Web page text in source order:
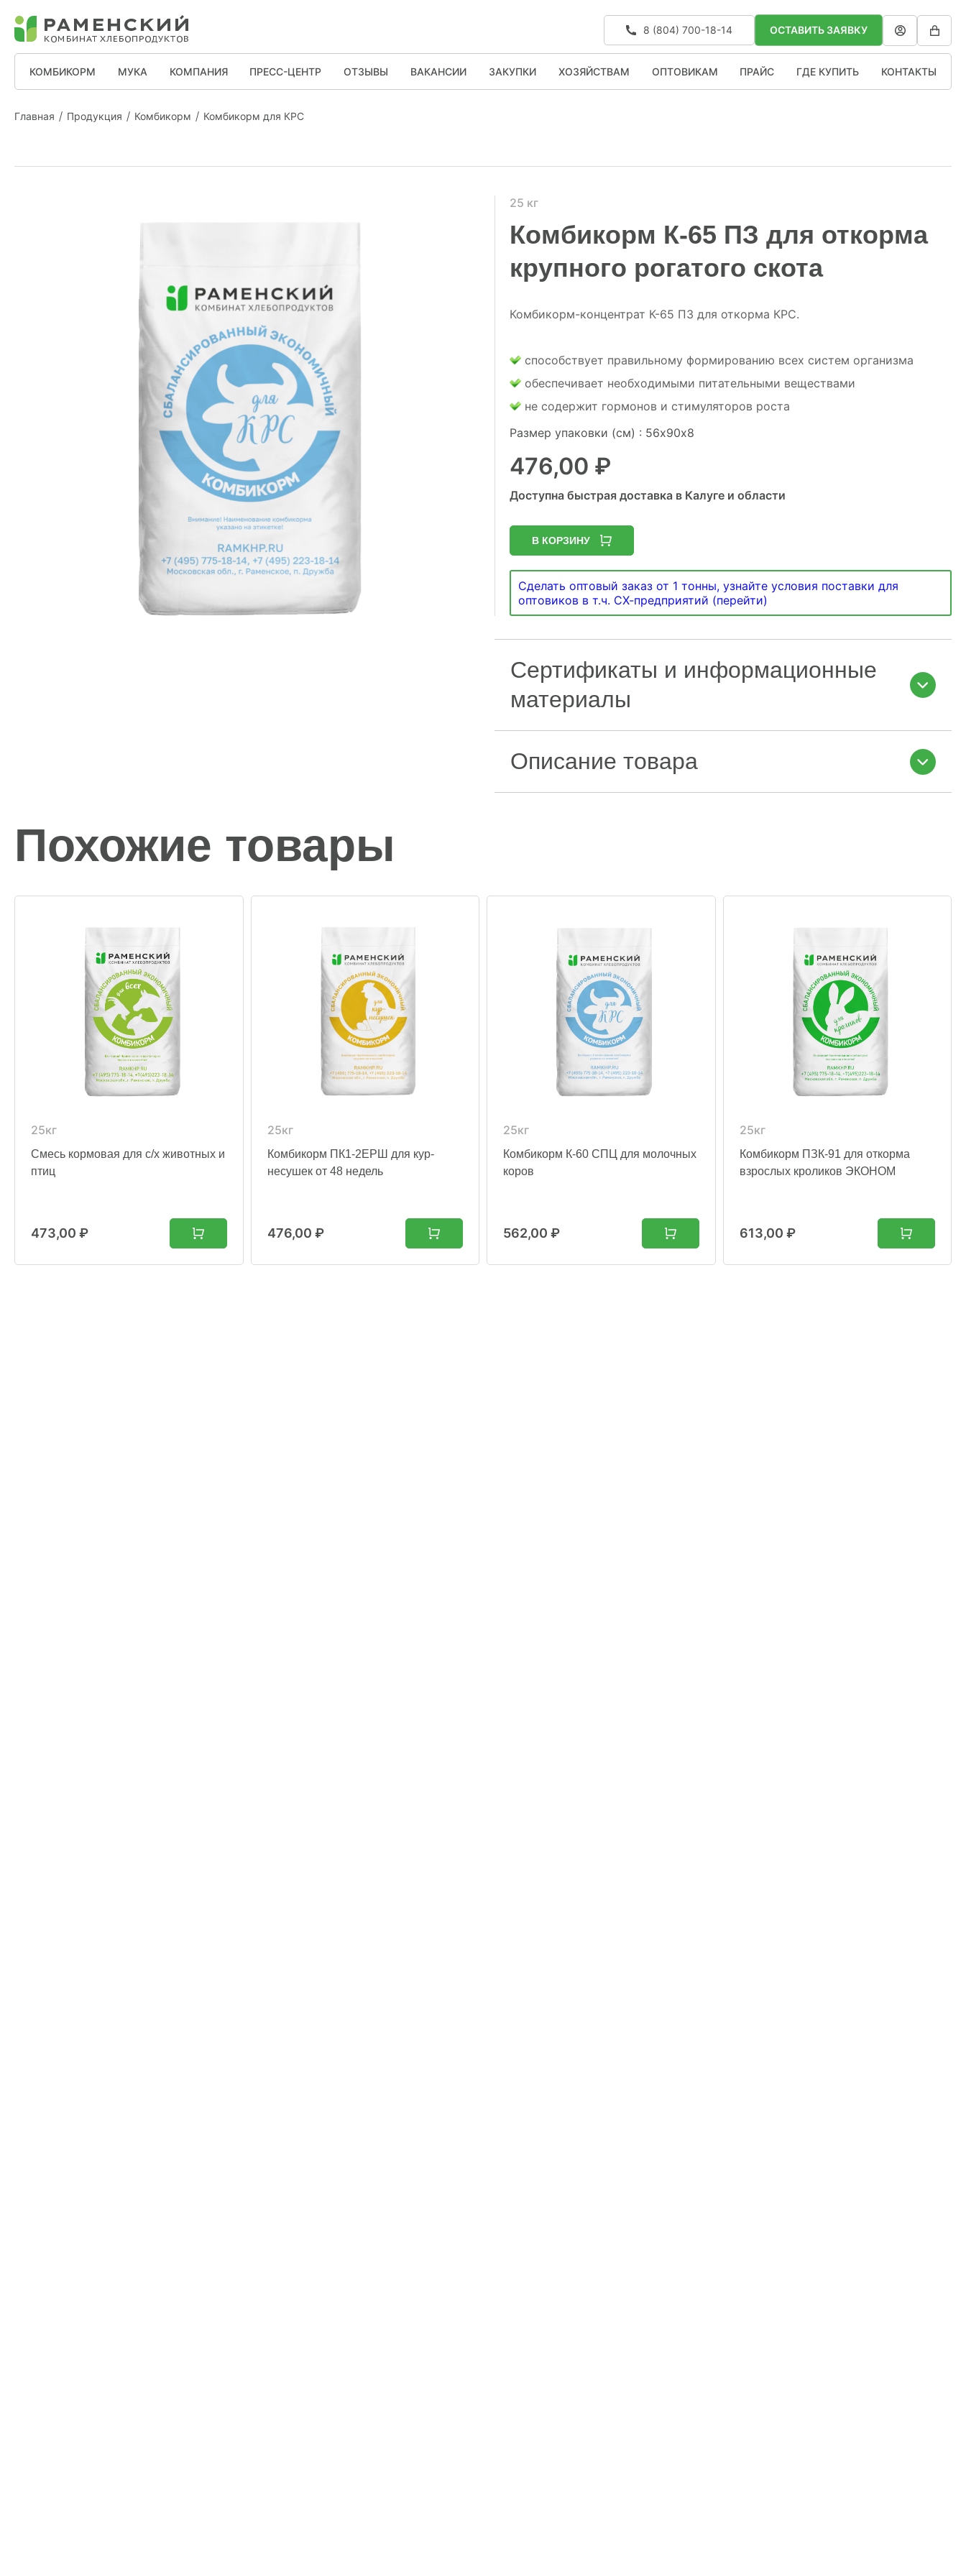
8 (804) 700-18-14 ОСТАВИТЬ ЗАЯВКУ
КОМБИКОРМ МУКА КОМПАНИЯ ПРЕСС-ЦЕНТР ОТЗЫВЫ ВАКАНСИИ ЗАКУПКИ ХОЗЯЙСТВАМ ОПТОВИКАМ ПРАЙС ГДЕ КУПИТЬ КОНТАКТЫ
Главная Продукция Комбикорм Комбикорм для КРС
25 кг
Комбикорм К-65 ПЗ для откорма
крупного рогатого скота
Комбикорм-концентрат К-65 ПЗ для откорма КРС.
способствует правильному формированию всех систем организма
обеспечивает необходимыми питательными веществами
не содержит гормонов и стимуляторов роста
Размер упаковки (см) : 56х90х8
476,00 ₽
Доступна быстрая доставка в Калуге и области
В КОРЗИНУ
Сделать оптовый заказ от 1 тонны, узнайте условия поставки для
оптовиков в т.ч. СХ-предприятий (перейти)
Сертификаты и информационные
материалы
Описание товара
Похожие товары
25кг
Смесь кормовая для с/х животных и
птиц
473,00 ₽
25кг
Комбикорм ПК1-2ЕРШ для кур-
несушек от 48 недель
476,00 ₽
25кг
Комбикорм К-60 СПЦ для молочных
коров
562,00 ₽
25кг
Комбикорм ПЗК-91 для откорма
взрослых кроликов ЭКОНОМ
613,00 ₽